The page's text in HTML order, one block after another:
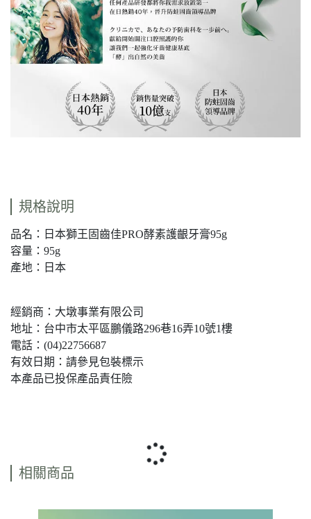
規格說明
品名：日本獅王固齒佳PRO酵素護齦牙膏95g
容量：95g
產地：日本
經銷商：大墩事業有限公司
地址：台中市太平區鵬儀路296巷16弄10號1樓
電話：(04)22756687
有效日期：請參見包裝標示
本產品已投保產品責任險
相關商品